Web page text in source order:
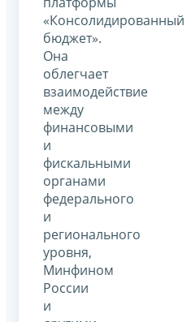
«Консолидированный
бюджет».
Она
облегчает
взаимодействие
между
финансовыми
и
фискальными
органами
федерального
и
регионального
уровня,
Минфином
России
и